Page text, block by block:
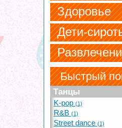
Здоровье
Дети-
Быстрый
Танцы
K-pop (1)
R&B (1)
Street dance (1)